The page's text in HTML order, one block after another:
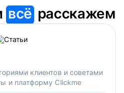
всё расскажем
клиентов и советами
и платформу Clickme